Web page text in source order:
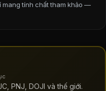
tính chất tham khảo —
PNJ, DOJI và thế giới.